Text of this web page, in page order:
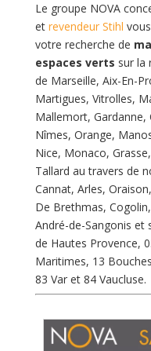
Le groupe NOVA
et revendeur Stihl
votre recherche de
espaces verts sur la
de Marseille, Aix-En-
Martigues, Vitrolles,
Mallemort, Gardanne,
Nîmes, Orange,
Nice, Monaco,
Tallard au travers de
Cannat, Arles,
De Brethmas,
André-de-Sangonis et
de Hautes Provence,
Maritimes, 13
83 Var et 84 Vaucluse.